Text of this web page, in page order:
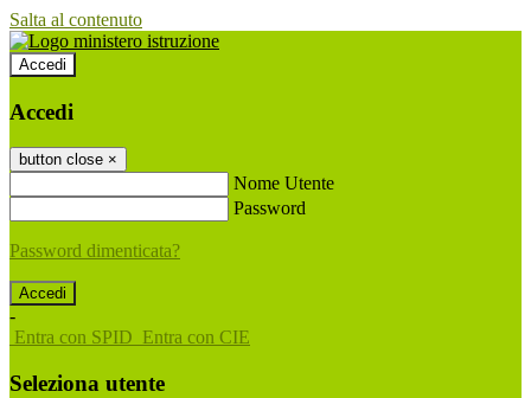
Salta al contenuto
Accedi
Accedi
button close ×
Nome Utente
Password
Password dimenticata?
-
Entra con SPID Entra con CIE
Seleziona utente